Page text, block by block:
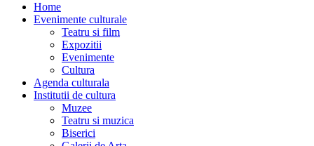
Home
Evenimente culturale
Teatru si film
Expozitii
Evenimente
Cultura
Agenda culturala
Institutii de cultura
Muzee
Teatru si muzica
Biserici